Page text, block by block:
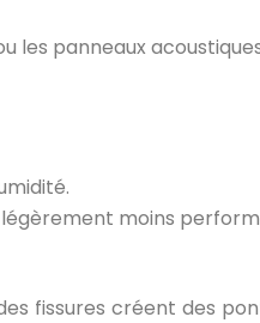
les panneaux
moins
fissures créent des